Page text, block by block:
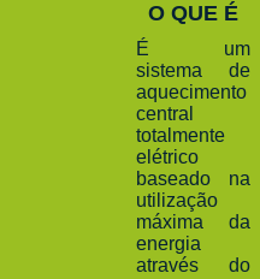
O QUE É
É um
sistema de
aquecimento
central
totalmente
elétrico
baseado na
utilização
máxima da
energia
através do